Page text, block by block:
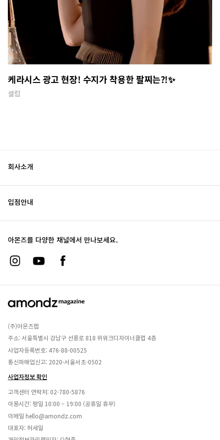
케라시스 광고 현장! 수지가 착용한 팔찌는?!✨
셀럽
회사소개
입점안내
아몬즈를 다양한 채널에서 만나보세요.
(주)아몬즈랩
주소: 서울특별시 강남구 선릉로 818 위워크디자이너클럽 4층
사업자등록번호: 476-88-00525
통신파매업신고: 2020-서울서초-0502
사업자정보 확인
고객센터 연락처: 02-780-5876
이용시간: 평일 10:00 ~ 19:00 (공휴일 휴무)
이메일 hello@amondz.com
대표자: 허세일